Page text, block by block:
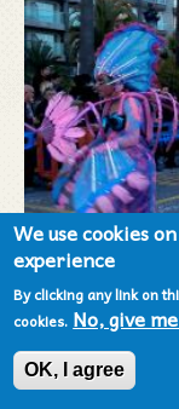
We use cookies
experience
By clicking any link on
cookies. No, give
OK, I agree